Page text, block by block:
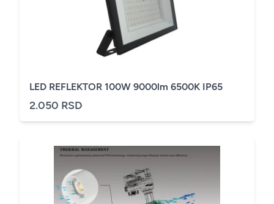
LED REFLEKTOR 100W 9000lm 6500K IP65
2.050 RSD